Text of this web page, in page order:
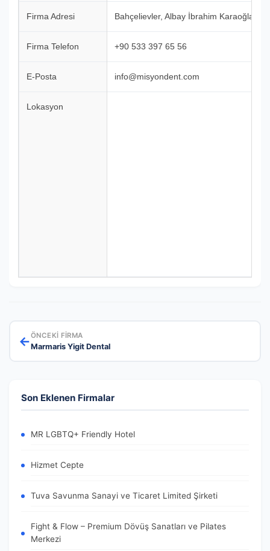
Firma Adresi Bahçelievler, Albay İbrahim
Firma Telefon +90 533 397 65 56
E-Posta info@misyondent.com
Lokasyon
←ÖNCEKI FIRMA
Marmaris Yigit Dental
Son Eklenen Firmalar
MR LGBTQ+ Friendly Hotel
Hizmet Cepte
Tuva Savunma Sanayi ve Ticaret Limited Şirketi
Fight & Flow – Premium Dövüş Sanatları ve Pilates
Merkezi